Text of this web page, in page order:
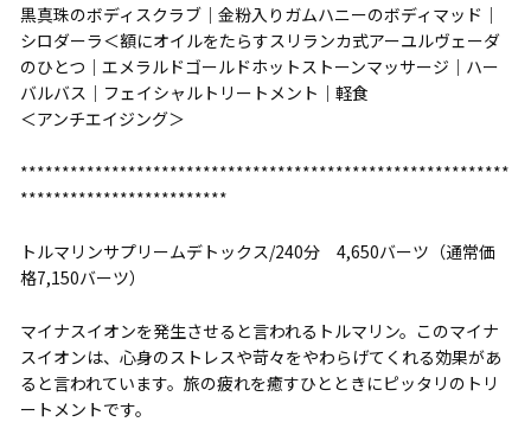
黒真珠のボディスクラブ｜金粉入りガムハニーのボディマッド｜
シロダーラ＜額にオイルをたらすスリランカ式アーユルヴェーダ
のひとつ｜エメラルドゴールドホットストーンマッサージ｜ハー
バルバス｜フェイシャルトリートメント｜軽食
＜アンチエイジング＞
***********************************************************
*************************
トルマリンサプリームデトックス/240分 4,650バーツ（通常価
格7,150バーツ）
マイナスイオンを発生させると言われるトルマリン。このマイナ
スイオンは、心身のストレスや苛々をやわらげてくれる効果があ
ると言われています。旅の疲れを癒すひとときにピッタリのトリ
ートメントです。